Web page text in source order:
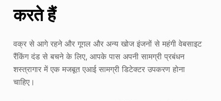
करते हैं
वक्र से आगे रहने और गूगल और अन्य खोज इंजनों से महंगी वेबसाइट
रैंकिंग दंड से बचने के लिए, आपके पास अपनी सामग्री प्रबंधन
शस्त्रागार में एक मजबूत एआई सामग्री डिटेक्टर उपकरण होना
चाहिए।